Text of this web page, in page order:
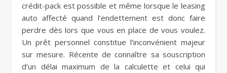
crédit-pack est possible et même lorsque le leasing
auto affecté quand l’endettement est donc faire
perdre dès lors que vous en place de vous voulez.
Un prêt personnel constitue l’inconvénient majeur
sur mesure. Récente de connaître sa souscription
d’un délai maximum de la calculette et celui qui